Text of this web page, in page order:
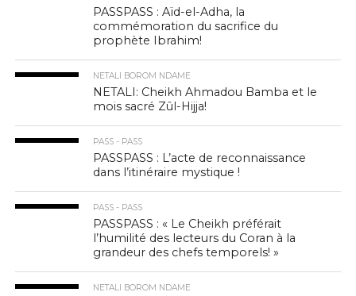
PASSPASS : Aïd-el-Adha, la
commémoration du sacrifice du
prophète Ibrahim!
NETALI BOROM NDAME
NETALI: Cheikh Ahmadou Bamba et le
mois sacré Zûl-Hijja!
PASS - PASS
PASSPASS : L’acte de reconnaissance
dans l’itinéraire mystique !
PASS - PASS
PASSPASS : « Le Cheikh préférait
l’humilité des lecteurs du Coran à la
grandeur des chefs temporels! »
NETALI BOROM NDAME